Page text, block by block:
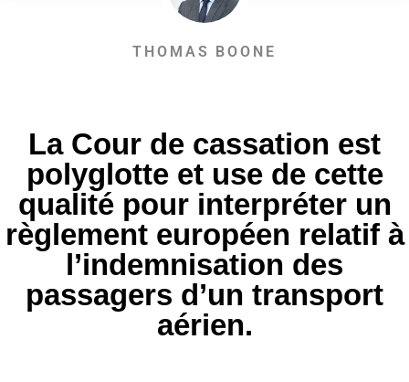
THOMAS BOONE
La Cour de cassation est
polyglotte et use de cette
qualité pour interpréter un
règlement européen relatif à
l’indemnisation des
passagers d’un transport
aérien.